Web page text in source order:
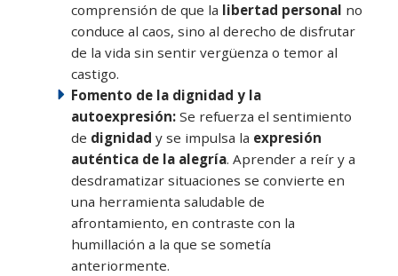
comprensión de que la libertad personal no
conduce al caos, sino al derecho de disfrutar
de la vida sin sentir vergüenza o temor al
castigo.
Fomento de la dignidad y la
autoexpresión: Se refuerza el sentimiento
de dignidad y se impulsa la expresión
auténtica de la alegría. Aprender a reír y a
desdramatizar situaciones se convierte en
una herramienta saludable de
afrontamiento, en contraste con la
humillación a la que se sometía
anteriormente.